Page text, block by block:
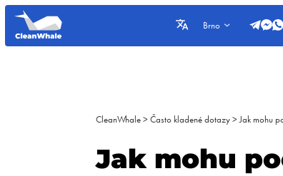
Brno
CleanWhale >Často kladené dotazy >Jak mohu
Jak mohu